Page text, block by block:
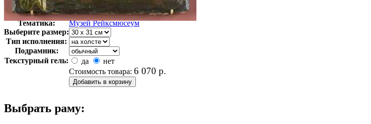
Автор:
Неизвестно
Арт-стиль
Голландская живопись
Тематика:
Музей Рейксмюсеум
Выберите размер:
Тип исполнения:
Подрамник:
Текстурный гель:
да
нет
Стоимость товара: 6 070 р.
Выбрать раму: